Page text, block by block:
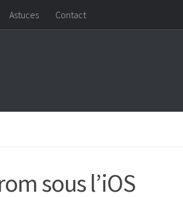
Astuces Contact
sous l’iOS